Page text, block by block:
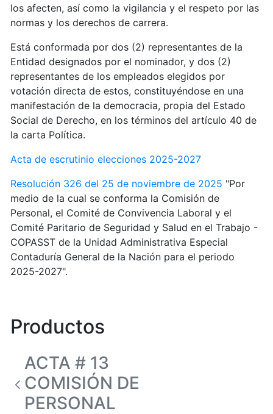
los afecten, así como la vigilancia y el respeto por las
normas y los derechos de carrera.
Está conformada por dos (2) representantes de la
Entidad designados por el nominador, y dos (2)
representantes de los empleados elegidos por
votación directa de estos, constituyéndose en una
manifestación de la democracia, propia del Estado
Social de Derecho, en los términos del artículo 40 de
la carta Política.
Acta de escrutinio elecciones 2025-2027
Resolución 326 del 25 de noviembre de 2025 "Por
medio de la cual se conforma la Comisión de
Personal, el Comité de Convivencia Laboral y el
Comité Paritario de Seguridad y Salud en el Trabajo -
COPASST de la Unidad Administrativa Especial
Contaduría General de la Nación para el periodo
2025-2027".
Productos
ACTA # 13
COMISIÓN DE
PERSONAL